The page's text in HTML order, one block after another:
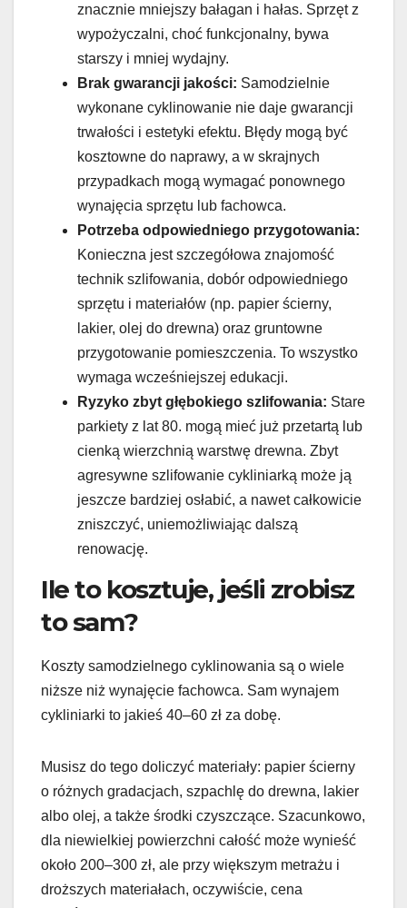
znacznie mniejszy bałagan i hałas. Sprzęt z
wypożyczalni, choć funkcjonalny, bywa
starszy i mniej wydajny.
Brak gwarancji jakości: Samodzielnie
wykonane cyklinowanie nie daje gwarancji
trwałości i estetyki efektu. Błędy mogą być
kosztowne do naprawy, a w skrajnych
przypadkach mogą wymagać ponownego
wynajęcia sprzętu lub fachowca.
Potrzeba odpowiedniego przygotowania:
Konieczna jest szczegółowa znajomość
technik szlifowania, dobór odpowiedniego
sprzętu i materiałów (np. papier ścierny,
lakier, olej do drewna) oraz gruntowne
przygotowanie pomieszczenia. To wszystko
wymaga wcześniejszej edukacji.
Ryzyko zbyt głębokiego szlifowania: Stare
parkiety z lat 80. mogą mieć już przetartą lub
cienką wierzchnią warstwę drewna. Zbyt
agresywne szlifowanie cykliniarką może ją
jeszcze bardziej osłabić, a nawet całkowicie
zniszczyć, uniemożliwiając dalszą
renowację.
Ile to kosztuje, jeśli zrobisz
to sam?
Koszty samodzielnego cyklinowania są o wiele
niższe niż wynajęcie fachowca. Sam wynajem
cykliniarki to jakieś 40–60 zł za dobę.
Musisz do tego doliczyć materiały: papier ścierny
o różnych gradacjach, szpachlę do drewna, lakier
albo olej, a także środki czyszczące. Szacunkowo,
dla niewielkiej powierzchni całość może wynieść
około 200–300 zł, ale przy większym metrażu i
droższych materiałach, oczywiście, cena